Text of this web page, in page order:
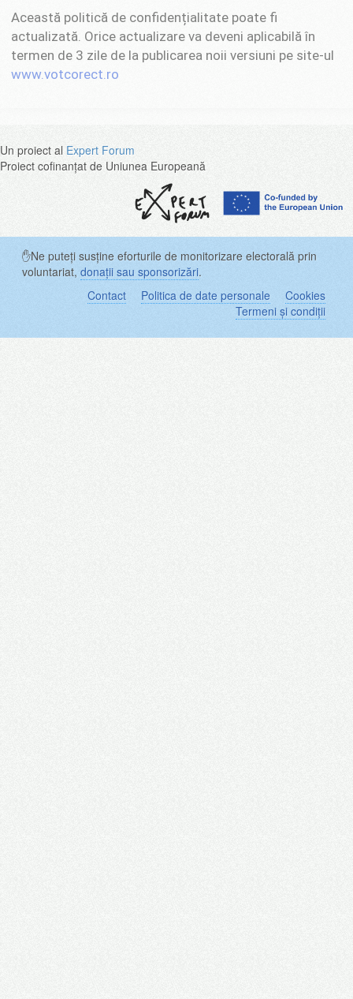
Această politică de confidențialitate poate fi
actualizată. Orice actualizare va deveni aplicabilă în
termen de 3 zile de la publicarea noii versiuni pe site-ul
www.votcorect.ro
Un proiect al Expert Forum
Proiect cofinanțat de Uniunea Europeană
✋Ne puteți susține eforturile de monitorizare electorală prin
voluntariat, donații sau sponsorizări.
Contact
Politica de date personale
Cookies
Termeni și condiții